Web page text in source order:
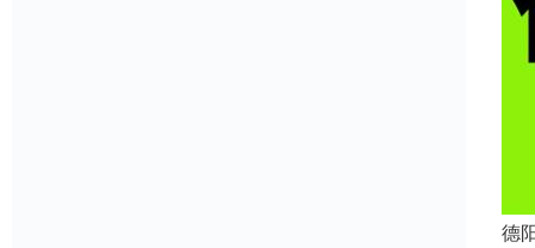
德